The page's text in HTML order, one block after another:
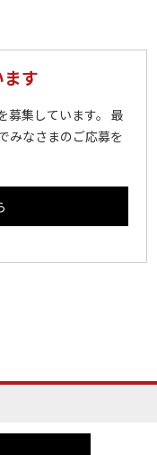
す
募集しています。 最
みなさまのご応募を